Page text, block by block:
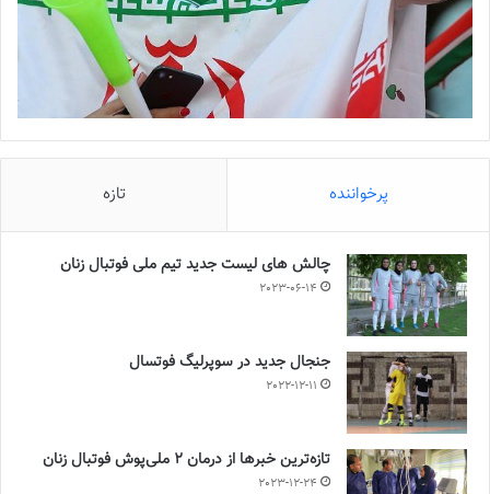
پرخواننده تازه
چالش هاى ليست جدید تيم ملى فوتبال زنان
2023-06-14
جنجال جدید در سوپرلیگ فوتسال
2022-12-11
تازه‌ترین خبرها از درمان ۲ ملی‌پوش فوتبال زنان
2023-12-24